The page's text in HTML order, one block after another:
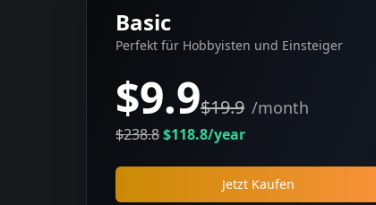
Basic
Perfekt für Hobbyisten und Einsteiger
$9.9$19.9 /month
$238.8$118.8/year
Jetzt Kaufen